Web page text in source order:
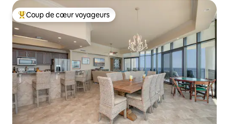
Coup de cœur voyageurs parmi les plus aimés
Coup de cœur voyageurs